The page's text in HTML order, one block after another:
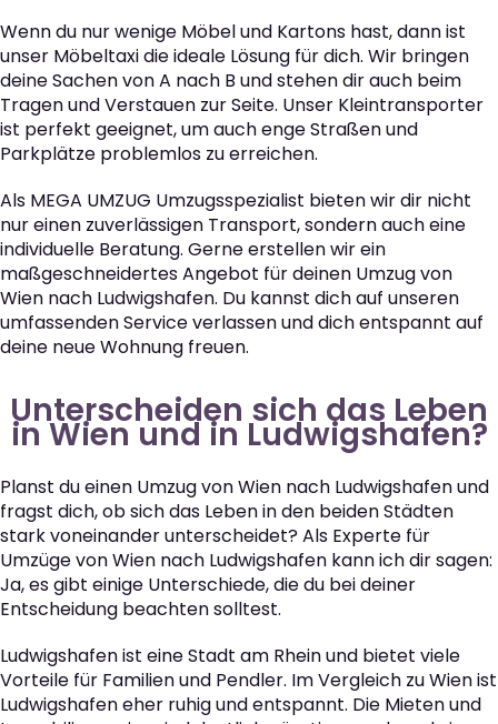
Wenn du nur wenige Möbel und Kartons hast, dann ist
unser Möbeltaxi die ideale Lösung für dich. Wir bringen
deine Sachen von A nach B und stehen dir auch beim
Tragen und Verstauen zur Seite. Unser Kleintransporter
ist perfekt geeignet, um auch enge Straßen und
Parkplätze problemlos zu erreichen.
Als MEGA UMZUG Umzugsspezialist bieten wir dir nicht
nur einen zuverlässigen Transport, sondern auch eine
individuelle Beratung. Gerne erstellen wir ein
maßgeschneidertes Angebot für deinen Umzug von
Wien nach Ludwigshafen. Du kannst dich auf unseren
umfassenden Service verlassen und dich entspannt auf
deine neue Wohnung freuen.
Unterscheiden sich das Leben
in Wien und in Ludwigshafen?
Planst du einen Umzug von Wien nach Ludwigshafen und
fragst dich, ob sich das Leben in den beiden Städten
stark voneinander unterscheidet? Als Experte für
Umzüge von Wien nach Ludwigshafen kann ich dir sagen:
Ja, es gibt einige Unterschiede, die du bei deiner
Entscheidung beachten solltest.
Ludwigshafen ist eine Stadt am Rhein und bietet viele
Vorteile für Familien und Pendler. Im Vergleich zu Wien ist
Ludwigshafen eher ruhig und entspannt. Die Mieten und